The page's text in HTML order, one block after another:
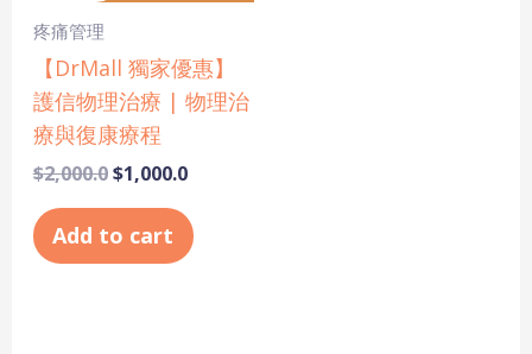
疼痛管理
【DrMall 獨家優惠】
護信物理治療 | 物理治
療與復康療程
$2,000.0$1,000.0
Add to cart